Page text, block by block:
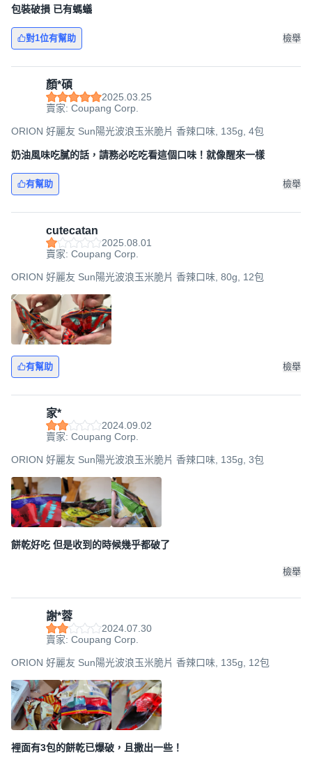
包裝破損 已有螞蟻
對1位有幫助 檢舉
顏*碩
2025.03.25
賣家: Coupang Corp.
ORION 好麗友 Sun陽光波浪玉米脆片 香辣口味, 135g, 4包
奶油風味吃膩的話，請務必吃吃看這個口味！就像醒來一樣
有幫助 檢舉
cutecatan
2025.08.01
賣家: Coupang Corp.
ORION 好麗友 Sun陽光波浪玉米脆片 香辣口味, 80g, 12包
有幫助 檢舉
家*
2024.09.02
賣家: Coupang Corp.
ORION 好麗友 Sun陽光波浪玉米脆片 香辣口味, 135g, 3包
餅乾好吃 但是收到的時候幾乎都破了
檢舉
謝*蓉
2024.07.30
賣家: Coupang Corp.
ORION 好麗友 Sun陽光波浪玉米脆片 香辣口味, 135g, 12包
裡面有3包的餅乾已爆破，且撒出一些！